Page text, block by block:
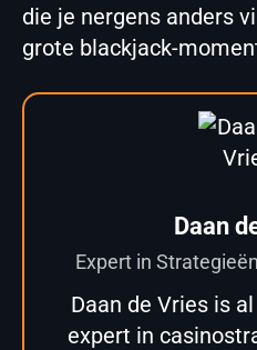
die je nergens anders
grote blackjack-
Daan
Expert in
Daan de Vries is
expert in